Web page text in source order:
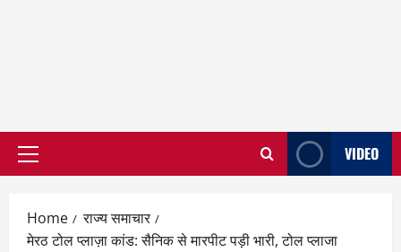
Primary
VIDEO
Home
राज्य समाचार
मेरठ टोल प्लाज़ा कांड: सैनिक से मारपीट पड़ी भारी, टोल प्लाजा